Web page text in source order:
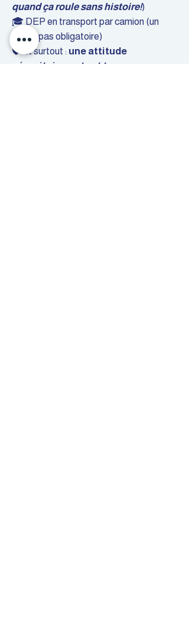
quand ça roule sans histoire!)
🎓 DEP en transport par camion (un
atout, pas obligatoire)
🛡️ Et surtout : une attitude
sécuritaire en tout temps